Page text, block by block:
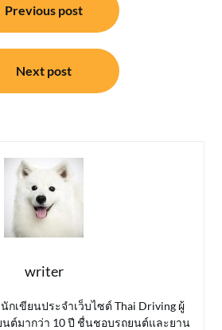
Previous post
Next post
writer
กเขียนประจำเว็บไซต์ Thai Driving ผู้
นต์มากว่า 10 ปี ชื่นชอบรถยนต์และยาน